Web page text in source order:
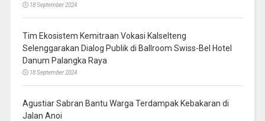
18 September 2024
Tim Ekosistem Kemitraan Vokasi Kalselteng
Selenggarakan Dialog Publik di Ballroom Swiss-Bel Hotel
Danum Palangka Raya
18 September 2024
Agustiar Sabran Bantu Warga Terdampak Kebakaran di
Jalan Anoi